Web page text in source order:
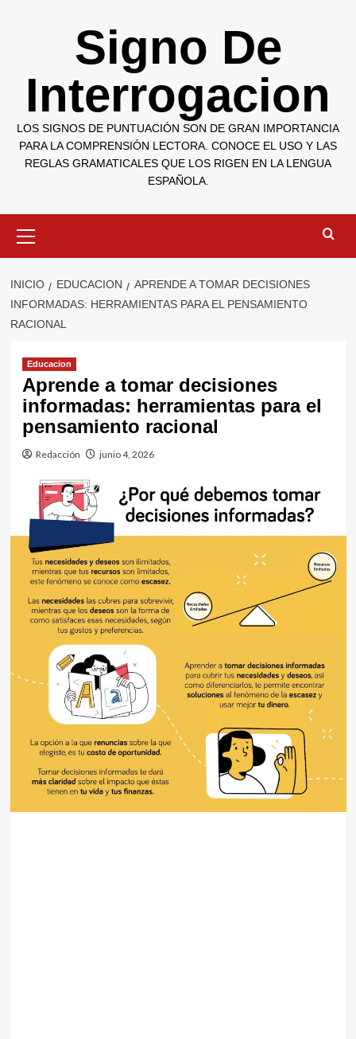
Signo De
Interrogacion
LOS SIGNOS DE PUNTUACIÓN SON DE GRAN IMPORTANCIA
PARA LA COMPRENSIÓN LECTORA. CONOCE EL USO Y LAS
REGLAS GRAMATICALES QUE LOS RIGEN EN LA LENGUA
ESPAÑOLA.
primario
INICIO EDUCACION
APRENDE A TOMAR DECISIONES
INFORMADAS: HERRAMIENTAS PARA EL PENSAMIENTO
RACIONAL
Educacion
Aprende a tomar decisiones
informadas: herramientas para el
pensamiento racional
Redacción junio 4, 2026